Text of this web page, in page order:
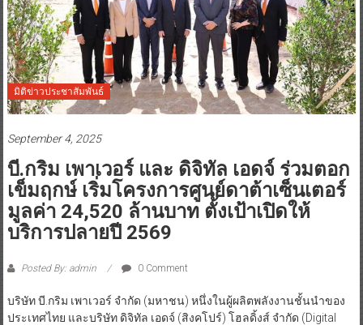
มิติข่าวประชาสัมพันธ์
September 4, 2025
บี.กริม เพาเวอร์ และ ดิจิทัล เอดจ์ ร่วมตอก
เข็มฤกษ์ เริ่มโครงการศูนย์ดาต้าเซ็นเตอร์
มูลค่า 24,520 ล้านบาท ตั้งเป้าเปิดให้
บริการปลายปี 2569
Posted By: admin 0 Comment
บริษัท บี.กริม เพาเวอร์ จำกัด (มหาชน) หนึ่งในผู้ผลิตพลังงานชั้นนำของ
ประเทศไทย และบริษัท ดิจิทัล เอดจ์ (สิงคโปร์) โฮลดิ้งส์ จำกัด (Digital